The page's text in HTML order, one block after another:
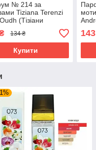
№ 214 за
Tiziana Terenzi
(Тізіани
Нейро Ауд) 40 мл
134 ₴
Купити
143